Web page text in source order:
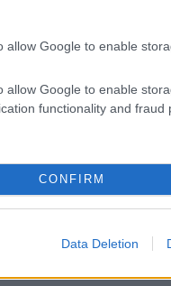
allow Google to enable
allow Google to enable
functionality and fraud
CONFIRM
Data Deletion